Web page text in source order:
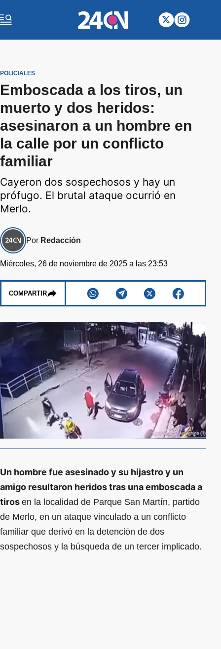
POLICIALES
Emboscada a los tiros, un
muerto y dos heridos:
asesinaron a un hombre en
la calle por un conflicto
familiar
Cayeron dos sospechosos y hay un
prófugo. El brutal ataque ocurrió en
Merlo.
Por Redacción
Miércoles, 26 de noviembre de 2025 a las 23:53
COMPARTIR
Un hombre fue asesinado y su hijastro y un
amigo resultaron heridos tras una emboscada a
tiros en la localidad de Parque San Martín, partido
de Merlo, en un ataque vinculado a un conflicto
familiar que derivó en la detención de dos
sospechosos y la búsqueda de un tercer implicado.